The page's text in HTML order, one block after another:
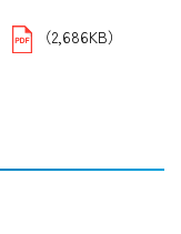
（2,686KB）